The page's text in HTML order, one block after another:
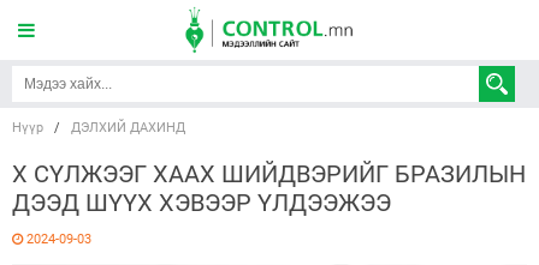
Нүүр / ДЭЛХИЙ ДАХИНД
Х СҮЛЖЭЭГ ХААХ ШИЙДВЭРИЙГ БРАЗИЛЫН
ДЭЭД ШҮҮХ ХЭВЭЭР ҮЛДЭЭЖЭЭ
2024-09-03